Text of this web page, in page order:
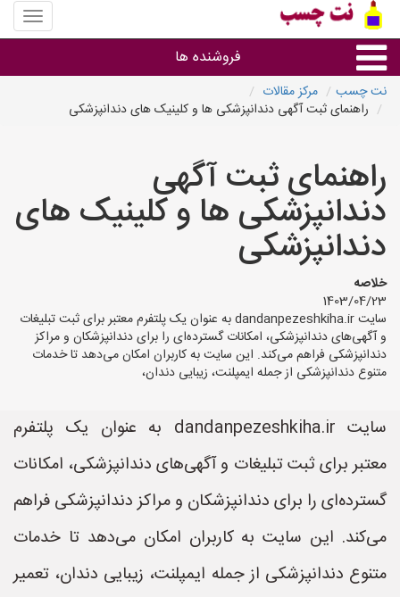
منوی
سایت
چسب
فروشنده ها
گروه ها
استان ها
نت چسب
مرکز مقالات
راهنمای ثبت آگهی دندانپزشکی ها و کلینیک های دندانپزشکی
راهنمای ثبت آگهی
دندانپزشکی ها و کلینیک های
دندانپزشکی
خلاصه
1403/04/23
سایت dandanpezeshkiha.ir به عنوان یک پلتفرم معتبر برای ثبت تبلیغات
و آگهی‌های دندانپزشکی، امکانات گسترده‌ای را برای دندانپزشکان و مراکز
دندانپزشکی فراهم می‌کند. این سایت به کاربران امکان می‌دهد تا خدمات
متنوع دندانپزشکی از جمله ایمپلنت، زیبایی دندان،
سایت dandanpezeshkiha.ir به عنوان یک پلتفرم
معتبر برای ثبت تبلیغات و آگهی‌های دندانپزشکی، امکانات
گسترده‌ای را برای دندانپزشکان و مراکز دندانپزشکی فراهم
می‌کند. این سایت به کاربران امکان می‌دهد تا خدمات
متنوع دندانپزشکی از جمله ایمپلنت، زیبایی دندان، تعمیر